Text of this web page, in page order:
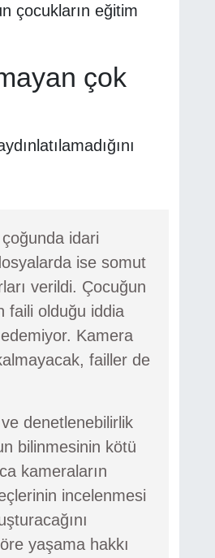
çocukların eğitim
çok
idari
ise somut
verildi. Çocuğun
faili olduğu iddia
Kamera
failler de
ve denetlenebilirlik
bilinmesinin kötü
kameraların
incelenmesi
yaşama hakkı